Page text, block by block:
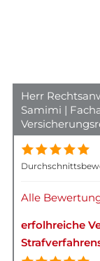
Herr
Samimi |
Alle
erfolhreiche